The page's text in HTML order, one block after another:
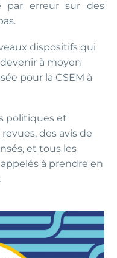
par erreur sur des
dispositifs qui
à moyen
pour la CSEM à
politiques et
des avis de
et tous les
à prendre en